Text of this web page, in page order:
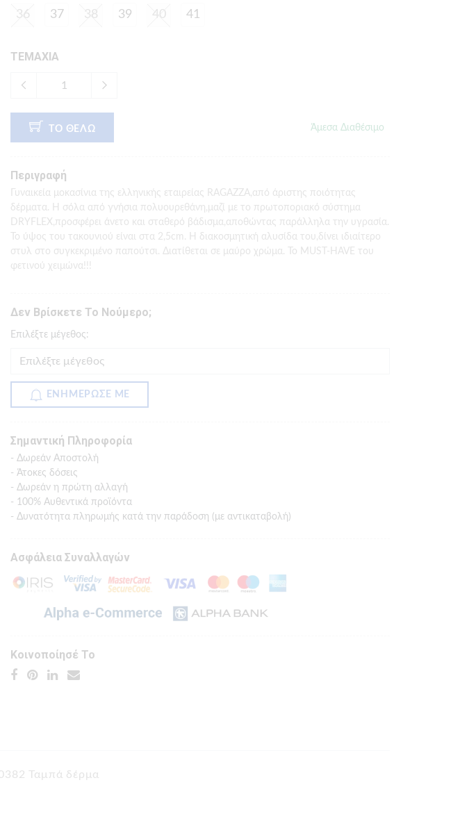
36 37 38 39 40 41
ΤΕΜΑΧΙΑ
ΤΟ ΘΕΛΩ Άμεσα Διαθέσιμο
Περιγραφή
Γυναικεία μοκασίνια της ελληνικής εταιρείας RAGAZZA,από άριστης ποιότητας
δέρματα. Η σόλα από γνήσια πολυουρεθάνη,μαζί με το πρωτοποριακό σύστημα
DRYFLEX,προσφέρει άνετο και σταθερό βάδισμα,αποθώντας παράλληλα την υγρασία.
Το ύψος του τακουνιού είναι στα 2,5cm. Η διακοσμητική αλυσίδα του,δίνει ιδιαίτερο
στυλ στο συγκεκριμένο παπούτσι. Διατίθεται σε μαύρο χρώμα. Το MUST-HAVE του
φετινού χειμώνα!!!
Δεν Βρίσκετε Το Νούμερο;
Eπιλέξτε μέγεθος:
ΕΝΗΜΕΡΩΣΕ ΜΕ
Σημαντική Πληροφορία
- Δωρεάν Αποστολή
- Άτοκες δόσεις
- Δωρεάν η πρώτη αλλαγή
- 100% Αυθεντικά προϊόντα
- Δυνατότητα πληρωμής κατά την παράδοση (με αντικαταβολή)
Ασφάλεια Συναλλαγών
Κοινοποίησέ Το
Ταμπά δέρμα